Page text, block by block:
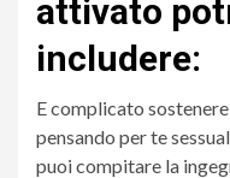
attivato
includere:
E complicato
pensando per te
puoi compitare la